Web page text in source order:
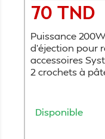
Prix
70 TND
Puissance
d'éjection pour
accessoires
2 crochets à
Disponible